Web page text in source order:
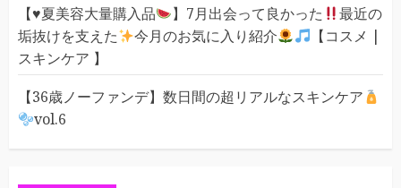
【♥️夏美容大量購入品 】7月出会って良かった
最近の
垢抜けを支えた
今月のお気に入り紹介
【コスメ |
スキンケア 】
【36歳ノーファンデ】数日間の超リアルなスキンケア
vol.6